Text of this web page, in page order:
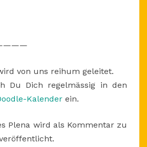
von uns reihum geleitet.
Du Dich regelmässig in den
Kalender ein.
Plena wird als Kommentar zu